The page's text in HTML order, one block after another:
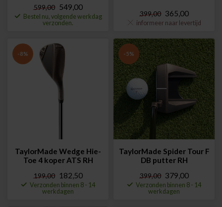
599,00 549,00
Bestel nu, volgende werkdag
verzonden.
399,00 365,00
informeer naar levertijd
-8%
TaylorMade Wedge Hie-
Toe 4 koper ATS RH
199,00 182,50
Verzonden binnen 8 - 14
werkdagen
-5%
TaylorMade Spider Tour F
DB putter RH
399,00 379,00
Verzonden binnen 8 - 14
werkdagen